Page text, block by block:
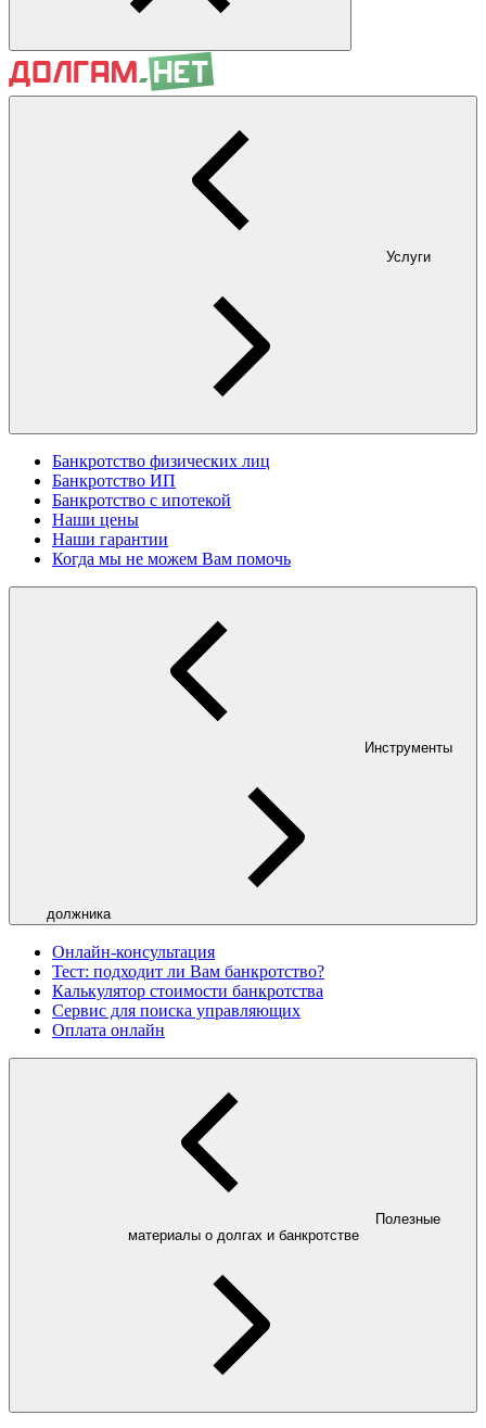
Услуги
Банкротство физических лиц
Банкротство ИП
Банкротство с ипотекой
Наши цены
Наши гарантии
Когда мы не можем Вам помочь
Инструменты
должника
Онлайн-консультация
Тест: подходит ли Вам банкротство?
Калькулятор стоимости банкротства
Сервис для поиска управляющих
Оплата онлайн
Полезные
материалы о долгах и банкротстве